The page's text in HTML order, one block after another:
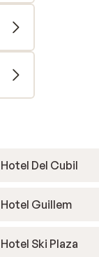
Hotel Del Cubil
Hotel Guillem
Hotel Ski Plaza